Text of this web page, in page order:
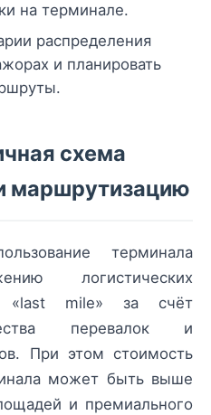
на терминале.
распределения
и планировать
схема
маршрутизацию
терминала
логистических
«last mile» за счёт
перевалок и
При этом стоимость
может быть выше
и премиального